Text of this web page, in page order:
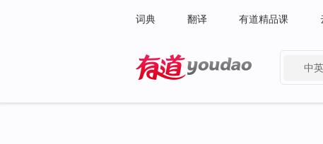
词典 翻译 有道精品课
中英